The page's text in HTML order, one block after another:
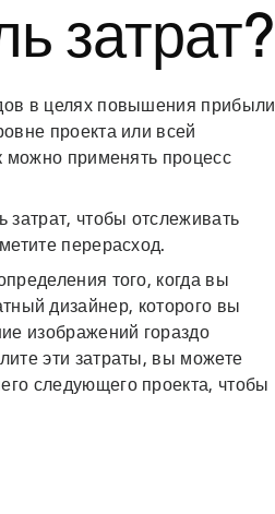
затрат?
в целях повышения прибыли
проекта или всей
можно применять процесс
затрат, чтобы отслеживать
перерасход.
того, когда вы
дизайнер, которого вы
изображений гораздо
эти затраты, вы можете
следующего проекта, чтобы